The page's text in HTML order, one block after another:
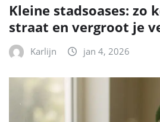
Kleine stadsoases: zo
straat en vergroot je
Karlijn jan 4, 2026